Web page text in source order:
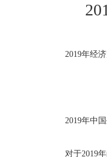
2019年经济
2019年中国
对于2019年